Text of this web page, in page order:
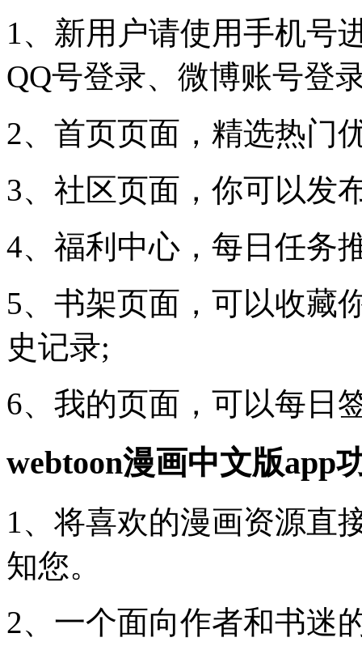
1、新用户请使用手机号
QQ号登录、微博账号登
2、首页页面，精选热门
3、社区页面，你可以发
4、福利中心，每日任务
5、书架页面，可以收藏
史记录;
6、我的页面，可以每日
webtoon漫画中文版app
1、将喜欢的漫画资源直
知您。
2、一个面向作者和书迷